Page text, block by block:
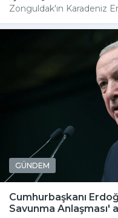
Zonguldak'ın Karadeniz
GÜNDEM
Cumhurbaşkanı
Savunma Anlaşması'